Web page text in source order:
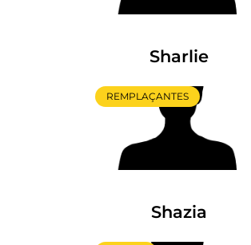
Sharlie
REMPLAÇANTES
Shazia